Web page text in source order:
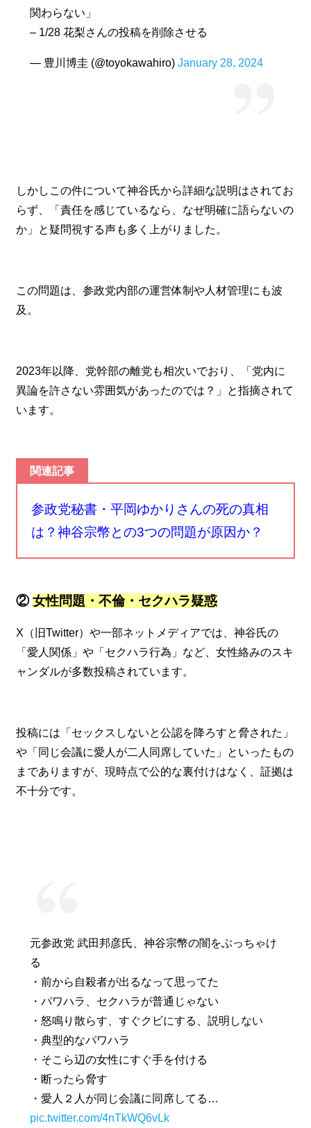
関わらない」
– 1/28 花梨さんの投稿を削除させる
— 豊川博圭 (@toyokawahiro) January 28, 2024
しかしこの件について神谷氏から詳細な説明はされてお
らず、「責任を感じているなら、なぜ明確に語らないの
か」と疑問視する声も多く上がりました。
この問題は、参政党内部の運営体制や人材管理にも波
及。
2023年以降、党幹部の離党も相次いでおり、「党内に
異論を許さない雰囲気があったのでは？」と指摘されて
います。
関連記事
参政党秘書・平岡ゆかりさんの死の真相
は？神谷宗幣との3つの問題が原因か？
②女性問題・不倫・セクハラ疑惑
X（旧Twitter）や一部ネットメディアでは、神谷氏の
「愛人関係」や「セクハラ行為」など、女性絡みのスキ
ャンダルが多数投稿されています。
投稿には「セックスしないと公認を降ろすと脅された」
や「同じ会議に愛人が二人同席していた」といったもの
までありますが、現時点で公的な裏付けはなく、証拠は
不十分です。
元参政党 武田邦彦氏、神谷宗幣の闇をぶっちゃけ
る
・前から自殺者が出るなって思ってた
・パワハラ、セクハラが普通じゃない
・怒鳴り散らす、すぐクビにする、説明しない
・典型的なパワハラ
・そこら辺の女性にすぐ手を付ける
・断ったら脅す
・愛人２人が同じ会議に同席してる…
pic.twitter.com/4nTkWQ6vLk